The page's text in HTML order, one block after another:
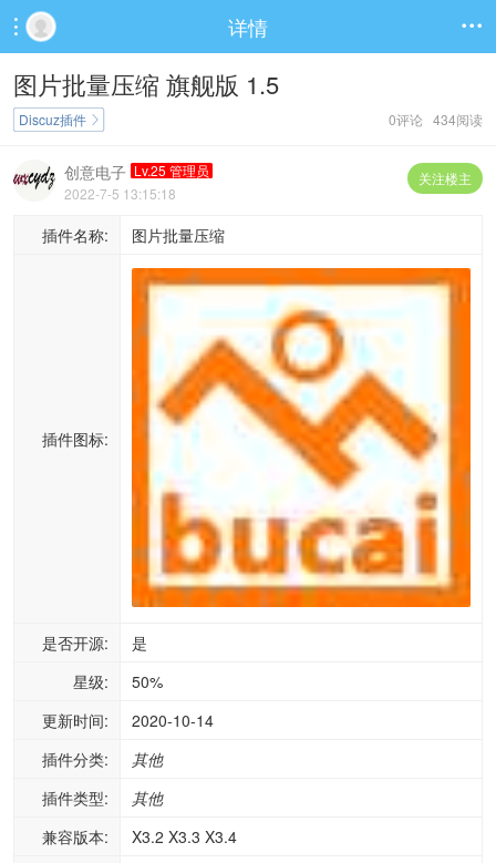
 详情 
图片批量压缩 旗舰版 1.5
0评论 434阅读
Discuz插件 
关注楼主
创意电子 Lv.25 管理员
2022-7-5 13:15:18
插件名称: 图片批量压缩
插件图标:
是否开源:
是
星级:
50%
更新时间:
2020-10-14
插件分类:
其他
插件类型:
其他
兼容版本:
X3.2 X3.3 X3.4